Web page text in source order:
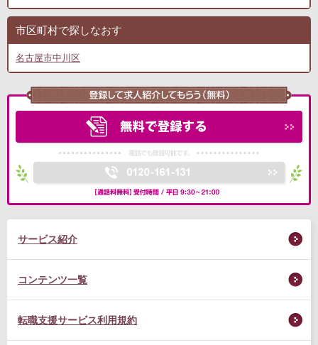
市区町村で探しなおす
名古屋市中川区
サービス紹介
コンテンツ一覧
転職支援サービス利用規約